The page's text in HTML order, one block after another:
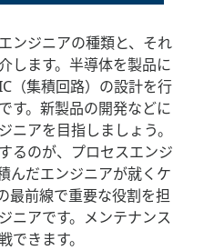
ンジニアの種類と、それ
します。半導体を製品に
（集積回路）の設計を行
す。新製品の開発などに
ニアを目指しましょう。
るのが、プロセスエンジ
んだエンジニアが就くケ
最前線で重要な役割を担
ニアです。メンテナンス
できます。